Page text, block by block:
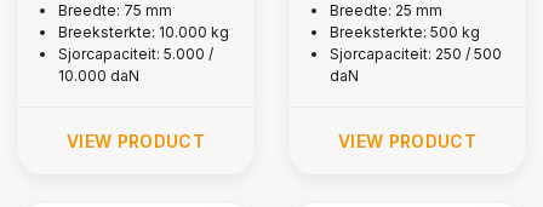
Breedte: 75 mm
Breeksterkte: 10.000 kg
Sjorcapaciteit: 5.000 /
10.000 daN
VIEW PRODUCT
Breedte: 25 mm
Breeksterkte: 500 kg
Sjorcapaciteit: 250 / 500
daN
VIEW PRODUCT